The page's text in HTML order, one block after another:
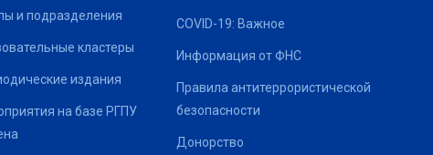
и подразделения
кластеры
издания
на базе РГПУ
COVID-19: Важное
Информация от ФНС
Правила антитеррористической
безопасности
Донорство